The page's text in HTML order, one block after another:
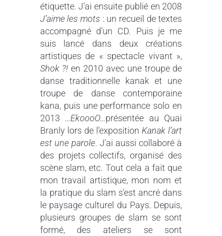
étiquette. J’ai ensuite publié en 2008
J’aime les mots : un recueil de textes
accompagné d’un CD. Puis je me
suis lancé dans deux créations
artistiques de « spectacle vivant »,
Shok ?! en 2010 avec une troupe de
danse traditionnelle kanak et une
troupe de danse contemporaine
kana, puis une performance solo en
2013 …EkoooO…présentée au Quai
Branly lors de l’exposition Kanak l’art
est une parole. J’ai aussi collaboré à
des projets collectifs, organisé des
scène slam, etc. Tout cela a fait que
mon travail artistique, mon nom et
la pratique du slam s’est ancré dans
le paysage culturel du Pays. Depuis,
plusieurs groupes de slam se sont
formé, des ateliers se sont